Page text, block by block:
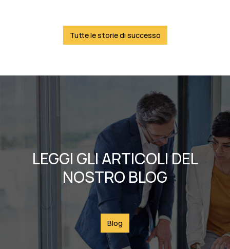
Tutte le storie di successo
LEGGI GLI ARTICOLI DEL
NOSTRO BLOG
Blog